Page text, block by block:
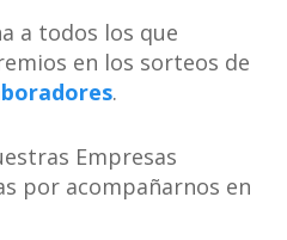
a todos los que
en los sorteos de
.